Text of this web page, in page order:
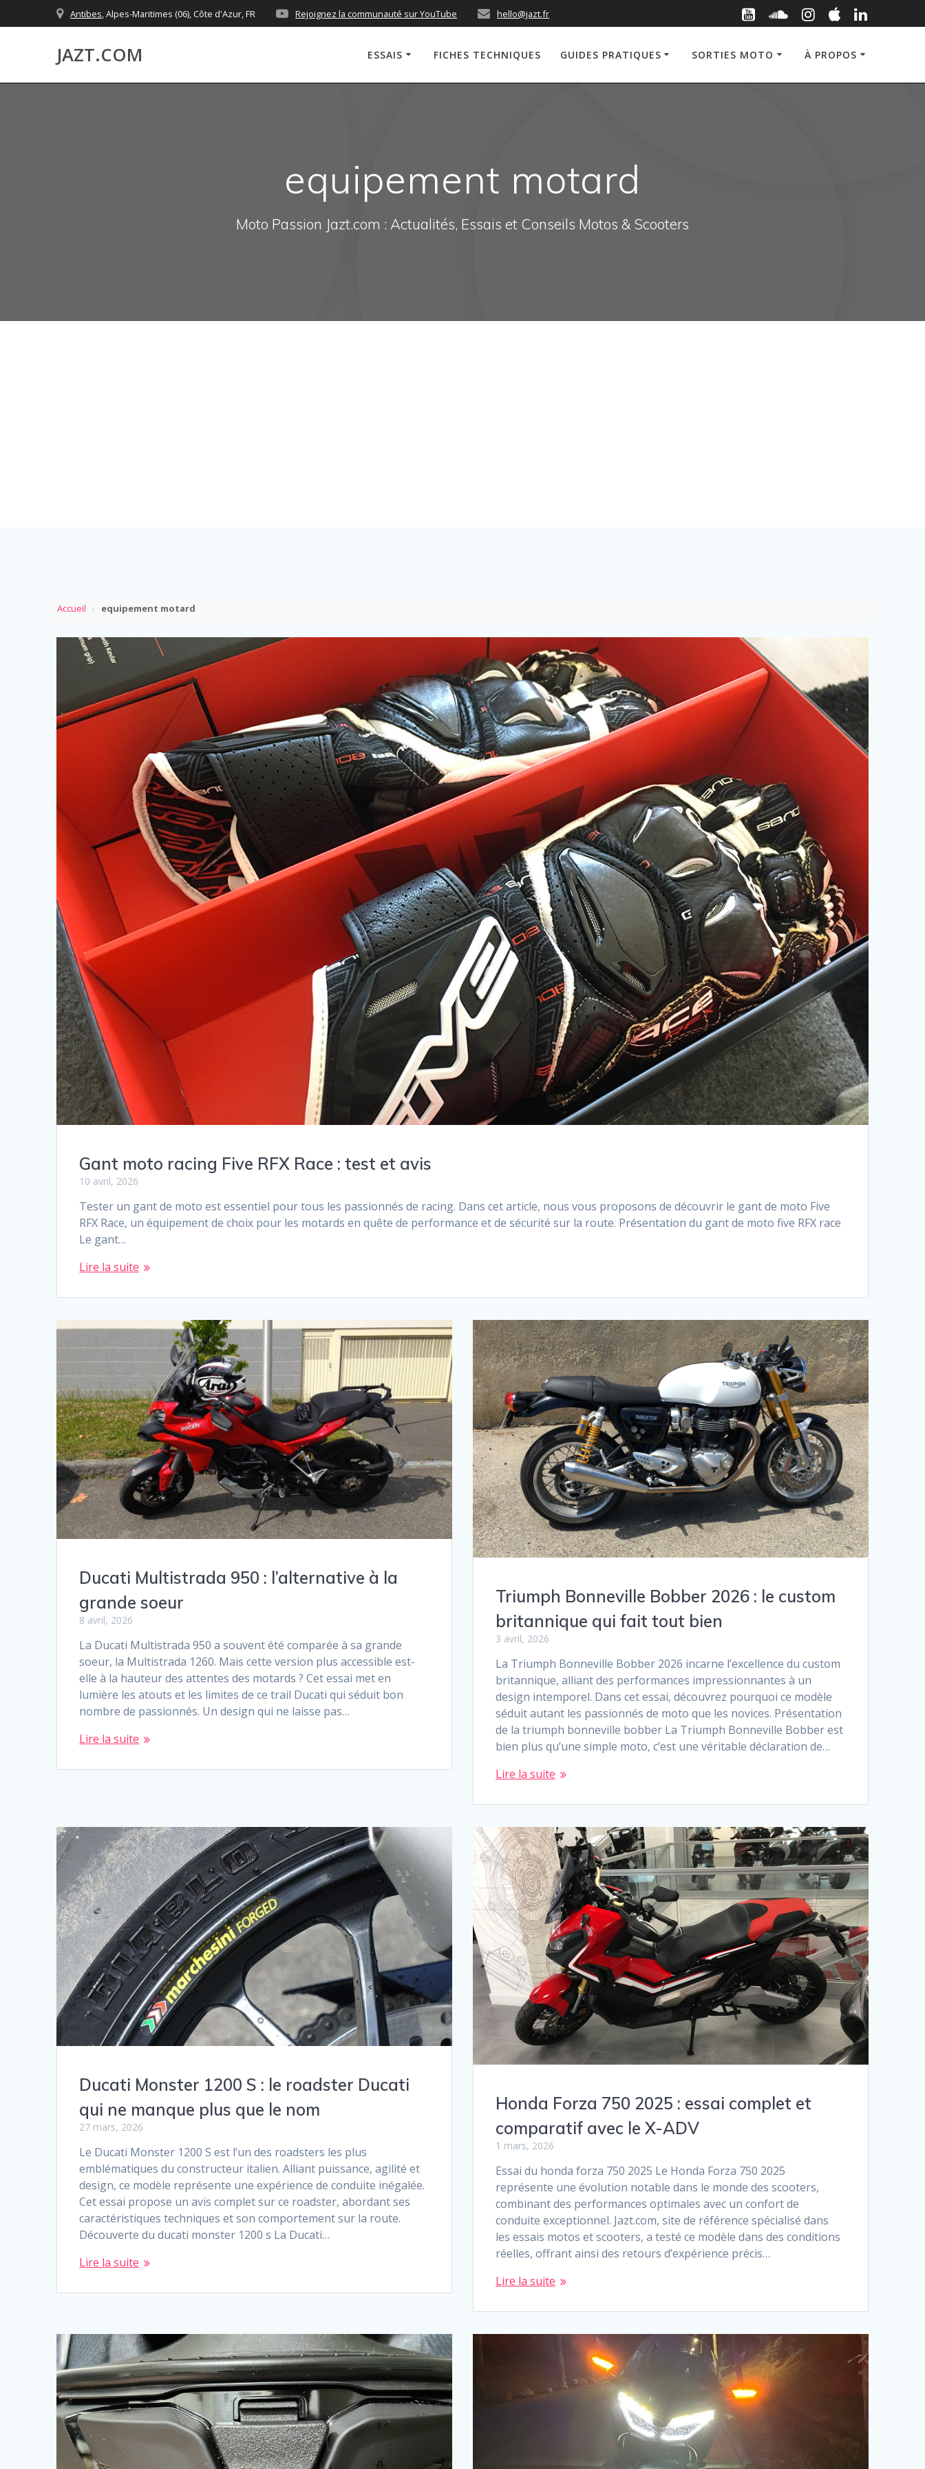
to
Antibes, Alpes-Maritimes (06), Côte d'Azur, FR Rejoignez la communauté sur YouTube hello@jazt.fr
JAZT.COM ESSAIS FICHES TECHNIQUES GUIDES PRATIQUES SORTIES MOTO À PROPOS
equipement motard
Moto Passion Jazt.com : Actualités, Essais et Conseils Motos & Scooters
Accueil › equipement motard
Gant moto racing Five RFX Race : test et avis
10 avril, 2026
Tester un gant de moto est essentiel pour tous les passionnés de racing. Dans cet article, nous vous proposons de découvrir le gant de moto Five
RFX Race, un équipement de choix pour les motards en quête de performance et de sécurité sur la route. Présentation du gant de moto five RFX race
Le gant…
Lire la suite
Ducati Multistrada 950 : l’alternative à la
grande soeur
8 avril, 2026
La Ducati Multistrada 950 a souvent été comparée à sa grande
soeur, la Multistrada 1260. Mais cette version plus accessible est-
elle à la hauteur des attentes des motards ? Cet essai met en
lumière les atouts et les limites de ce trail Ducati qui séduit bon
nombre de passionnés. Un design qui ne laisse pas…
Lire la suite
Triumph Bonneville Bobber 2026 : le custom
britannique qui fait tout bien
3 avril, 2026
La Triumph Bonneville Bobber 2026 incarne l’excellence du custom
britannique, alliant des performances impressionnantes à un
design intemporel. Dans cet essai, découvrez pourquoi ce modèle
séduit autant les passionnés de moto que les novices. Présentation
de la triumph bonneville bobber La Triumph Bonneville Bobber est
bien plus qu’une simple moto, c’est une véritable déclaration de…
Lire la suite
Ducati Monster 1200 S : le roadster Ducati
qui ne manque plus que le nom
27 mars, 2026
Le Ducati Monster 1200 S est l’un des roadsters les plus
emblématiques du constructeur italien. Alliant puissance, agilité et
design, ce modèle représente une expérience de conduite inégalée.
Cet essai propose un avis complet sur ce roadster, abordant ses
caractéristiques techniques et son comportement sur la route.
Découverte du ducati monster 1200 s La Ducati…
Lire la suite
Honda Forza 750 2025 : essai complet et
comparatif avec le X-ADV
1 mars, 2026
Essai du honda forza 750 2025 Le Honda Forza 750 2025
représente une évolution notable dans le monde des scooters,
combinant des performances optimales avec un confort de
conduite exceptionnel. Jazt.com, site de référence spécialisé dans
les essais motos et scooters, a testé ce modèle dans des conditions
réelles, offrant ainsi des retours d’expérience précis…
Lire la suite